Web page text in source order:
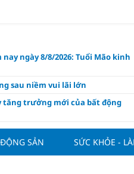
ngày 8/8/2026: Tuổi Mão kinh
sau niềm vui lãi lớn
tăng trưởng mới của bất động
doanh, doanh nghiệp thu
SẢN SỨC KHỎE -